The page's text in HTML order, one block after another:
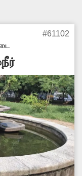
#61102